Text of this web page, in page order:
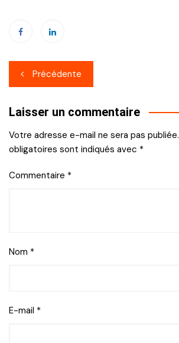
Navigation
de
l’article
Précédente
Laisser un commentaire
Votre adresse e-mail ne sera pas publiée.
obligatoires sont indiqués avec *
Commentaire *
Nom *
E-mail *